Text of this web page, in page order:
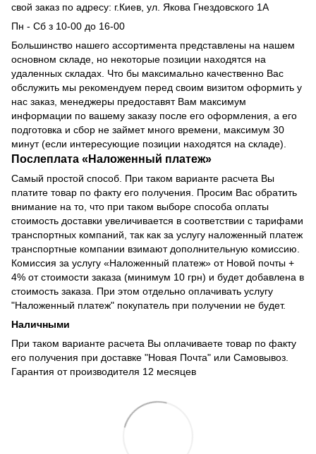
свой заказ по адресу: г.Киев, ул. Якова Гнездовского 1А
Пн - Сб з 10-00 до 16-00
Большинство нашего ассортимента представлены на нашем
основном складе, но некоторые позиции находятся на
удаленных складах. Что бы максимально качественно Вас
обслужить мы рекомендуем перед своим визитом оформить у
нас заказ, менеджеры предоставят Вам максимум
информации по вашему заказу после его оформления, а его
подготовка и сбор не займет много времени, максимум 30
минут (если интересующие позиции находятся на складе).
Послеплата « Наложенный платеж»
Самый простой способ. При таком варианте расчета Вы
платите товар по факту его получения. Просим Вас обратить
внимание на то, что при таком выборе способа оплаты
стоимость доставки увеличивается в соответствии с тарифами
транспортных компаний, так как за услугу наложенный платеж
транспортные компании взимают дополнительную комиссию.
Комиссия за услугу «Наложенный платеж» от Новой почты +
4% от стоимости заказа (минимум 10 грн) и будет добавлена в
стоимость заказа. При этом отдельно оплачивать услугу
"Наложенный платеж" покупатель при получении не будет.
Наличными
При таком варианте расчета Вы оплачиваете товар по факту
его получения при доставке "Новая Почта" или Самовывоз.
Гарантия от производителя 12 месяцев